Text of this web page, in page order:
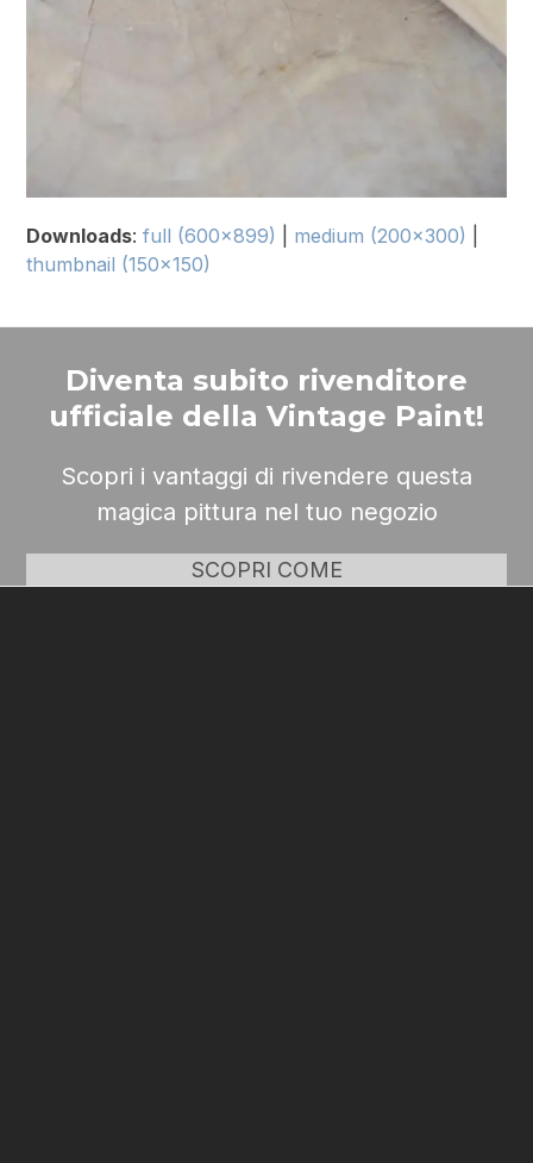
Downloads:full (600x899) medium (200x300)
thumbnail (150x150)
Diventa subito rivenditore
ufficiale della Vintage Paint!
Scopri i vantaggi di rivendere questa
magica pittura nel tuo negozio
SCOPRI COME